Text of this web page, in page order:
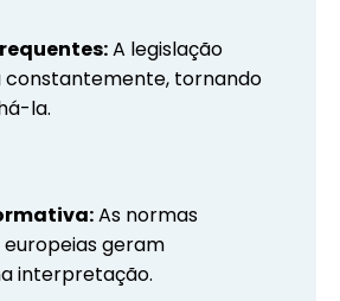
A legislação
constantemente, tornando
la.
As normas
geram
interpretação.